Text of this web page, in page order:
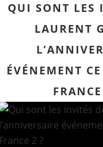
QUI SONT LES
LAURENT
ÉVÉNEMENT